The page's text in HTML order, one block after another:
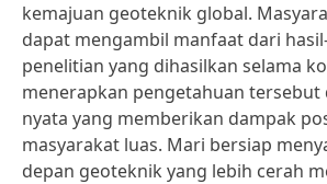
kemajuan geoteknik global.
dapat mengambil manfaat dari
penelitian yang dihasilkan selama
menerapkan pengetahuan tersebut
nyata yang memberikan dampak
masyarakat luas. Mari bersiap
depan geoteknik yang lebih cerah